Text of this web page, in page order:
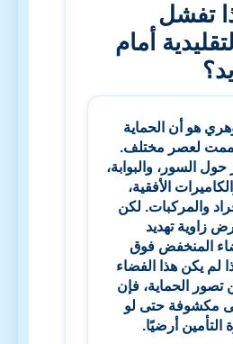
تفشل
أمام
هو أن الحماية
صُممت لعصر مختلف.
السور، والبوابة،
الأفقية،
والمركبات. لكن
زاوية تهديد
المنخفض فوق
لم يكن هذا الفضاء
الحماية، فإن
مكشوفة حتى لو
التأمين أرضيًا.